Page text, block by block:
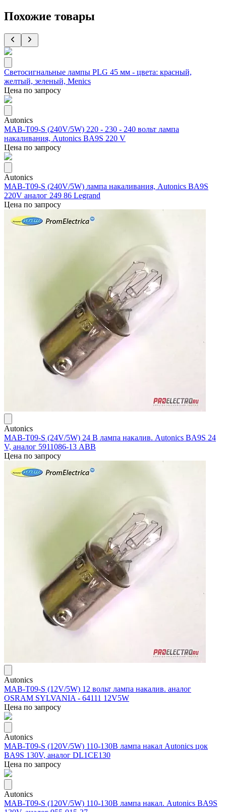
Похожие товары
Светосигнальные лампы PLG 45 мм - цвета: красный,
желтый, зеленый, Menics
Цена по запросу
Autonics
MAB-T09-S (240V/5W) 220 - 230 - 240 вольт лампа
накаливания, Autonics BA9S 220 V
Цена по запросу
Autonics
MAB-T09-S (240V/5W) лампа накаливания, Autonics BA9S
220V аналог 249 86 Legrand
Цена по запросу
Autonics
MAB-T09-S (24V/5W) 24 В лампа накалив. Autonics BA9S 24
V, аналог 5911086-13 ABB
Цена по запросу
Autonics
MAB-T09-S (12V/5W) 12 вольт лампа накалив. аналог
OSRAM SYLVANIA - 64111 12V5W
Цена по запросу
Autonics
MAB-T09-S (120V/5W) 110-130В лампа накал Autonics цок
BA9S 130V, аналог DL1CE130
Цена по запросу
Autonics
MAB-T09-S (120V/5W) 110-130В лампа накал. Autonics BA9S